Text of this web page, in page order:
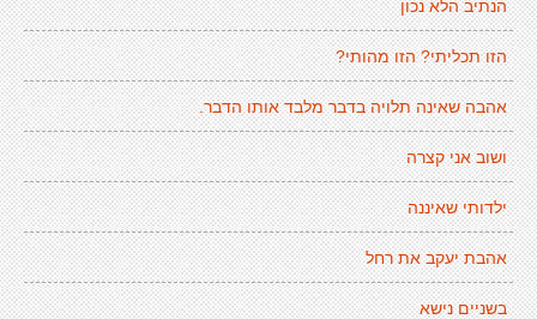
הנתיב הלא נכון
הזו תכליתי? הזו מהותי?
אהבה שאינה תלויה בדבר מלבד אותו הדבר.
ושוב אני קצרה
ילדותי שאיננה
אהבת יעקב את רחל
בשניים נישא